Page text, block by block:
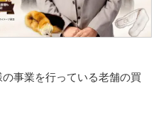
の事業を行っている老舗の買